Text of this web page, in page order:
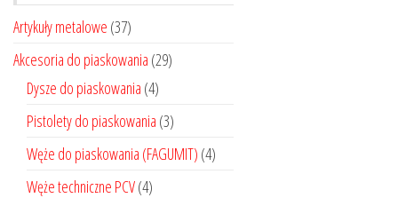
produktu
Artykuły metalowe (37)
Akcesoria do piaskowania (29)
Dysze do piaskowania (4)
Pistolety do piaskowania (3)
Węże do piaskowania (FAGUMIT) (4)
Węże techniczne PCV(4)